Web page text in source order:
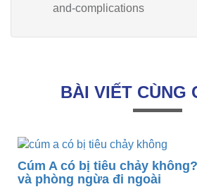
and-complications
BÀI VIẾT CÙNG
Cúm A có bị tiêu chảy
và phòng ngừa đi ngoài